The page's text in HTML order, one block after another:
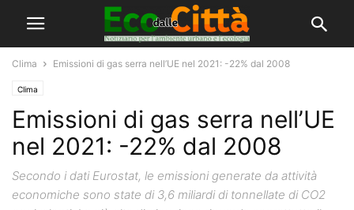
Clima Emissioni di gas serra nell’UE nel 2021: -22% dal 2008
Clima
Emissioni di gas serra nell’UE
nel 2021: -22% dal 2008
Secondo i dati Eurostat, le emissioni generate da attività
economiche sono state di 3,6 miliardi di tonnellate di CO2